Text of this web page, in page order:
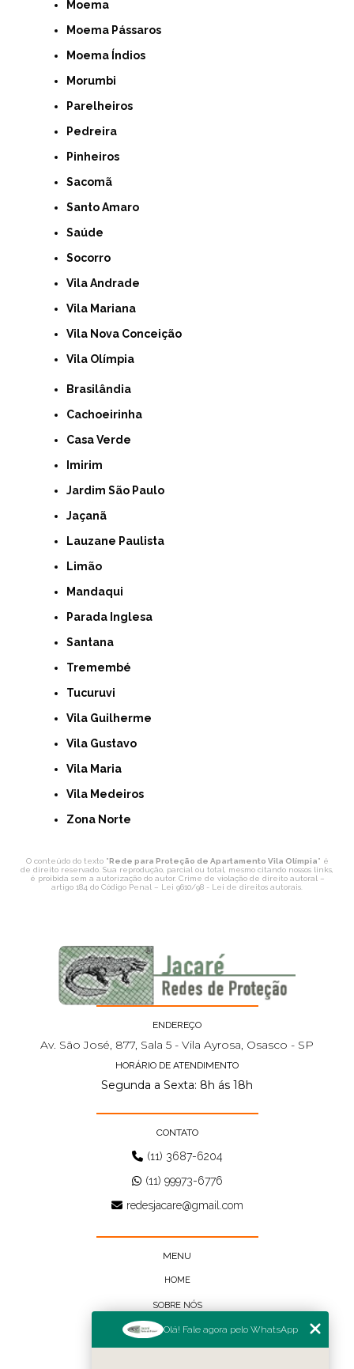
Moema
Moema Pássaros
Moema Índios
Morumbi
Parelheiros
Pedreira
Pinheiros
Sacomã
Santo Amaro
Saúde
Socorro
Vila Andrade
Vila Mariana
Vila Nova Conceição
Vila Olímpia
Brasilândia
Cachoeirinha
Casa Verde
Imirim
Jardim São Paulo
Jaçanã
Lauzane Paulista
Limão
Mandaqui
Parada Inglesa
Santana
Tremembé
Tucuruvi
Vila Guilherme
Vila Gustavo
Vila Maria
Vila Medeiros
Zona Norte
O conteúdo do texto "Rede para Proteção de Apartamento Vila Olímpia" é
de direito reservado. Sua reprodução, parcial ou total, mesmo citando nossos links,
é proibida sem a autorização do autor. Crime de violação de direito autoral –
artigo 184 do Código Penal – Lei 9610/98 - Lei de direitos autorais
ENDEREÇO
Av. São José, 877, Sala 5 - Vila Ayrosa, Osasco - SP
HORÁRIO DE ATENDIMENTO
Segunda a Sexta: 8h ás 18h
CONTATO
(11) 3687-6204
(11) 99973-6776
redesjacare@gmail.com
MENU
HOME
SOBRE NÓS
BLOG
Olá! Fale agora pelo WhatsApp